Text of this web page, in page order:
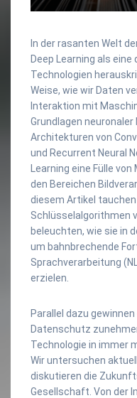
In der rasanten Welt
Deep Learning als
Technologien
Weise, wie wir Daten
Interaktion mit
Grundlagen
Architekturen von
und Recurrent Neural
Learning eine Fülle
den Bereichen
diesem Artikel
Schlüsselalgorithmen
beleuchten, wie sie in
um bahnbrechende
Sprachverarbeitung
erzielen.
Parallel dazu
Datenschutz
Technologie in immer
Wir untersuchen
diskutieren die
Gesellschaft. Von der